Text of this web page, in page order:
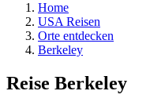
Home
USA Reisen
Orte entdecken
Berkeley
Reise Berkeley